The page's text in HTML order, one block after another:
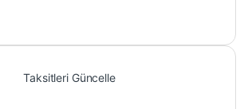
Taksitleri Güncelle